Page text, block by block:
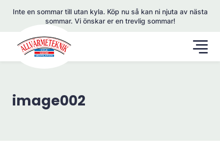
Inte en sommar till utan kyla. Köp nu så kan ni njuta av nästa
sommar. Vi önskar er en trevlig sommar!
image002